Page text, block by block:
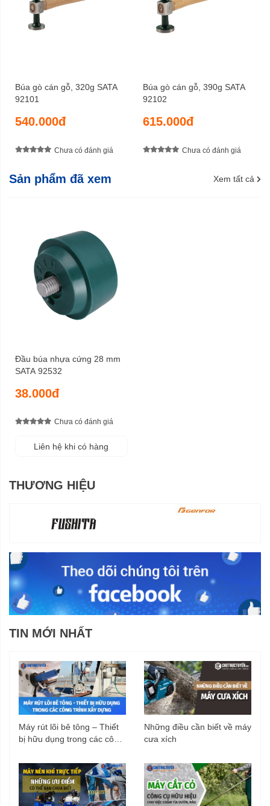
Búa gò cán gỗ, 320g SATA
92101
540.000đ
Chưa có đánh giá
Búa gò cán gỗ, 390g SATA
92102
615.000đ
Chưa có đánh giá
Sản phẩm đã xem Xem tất cả
Đầu búa nhựa cứng 28 mm
SATA 92532
38.000đ
Chưa có đánh giá
Liên hệ khi có hàng
THƯƠNG HIỆU
TIN MỚI NHẤT
Máy rút lõi bê tông – Thiết
bị hữu dụng trong các công
Những điều cần biết về máy
cưa xích